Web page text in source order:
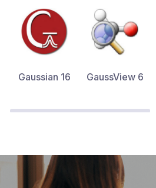
Gaussian 16 GaussView 6